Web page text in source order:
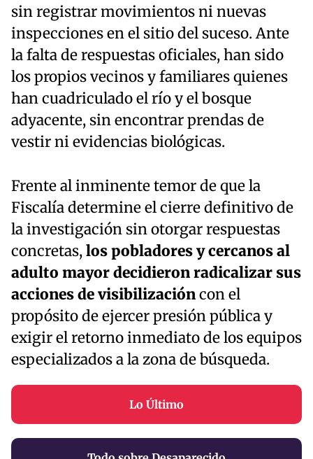
sin registrar movimientos ni nuevas
inspecciones en el sitio del suceso. Ante
la falta de respuestas oficiales, han sido
los propios vecinos y familiares quienes
han cuadriculado el río y el bosque
adyacente, sin encontrar prendas de
vestir ni evidencias biológicas.
Frente al inminente temor de que la
Fiscalía determine el cierre definitivo de
la investigación sin otorgar respuestas
concretas,los pobladores y cercanos al
adulto mayor decidieron radicalizar sus
acciones de visibilizacióncon el
propósito de ejercer presión pública y
exigir el retorno inmediato de los equipos
especializados a la zona de búsqueda.
Lo Último